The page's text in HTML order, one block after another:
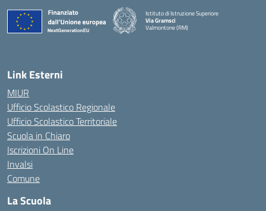
Istituto di Istruzione Superiore
Via Gramsci
Valmontone (RM)
Link Esterni
MIUR
Ufficio Scolastico Regionale
Ufficio Scolastico Territoriale
Scuola in Chiaro
Iscrizioni On Line
Invalsi
Comune
La Scuola